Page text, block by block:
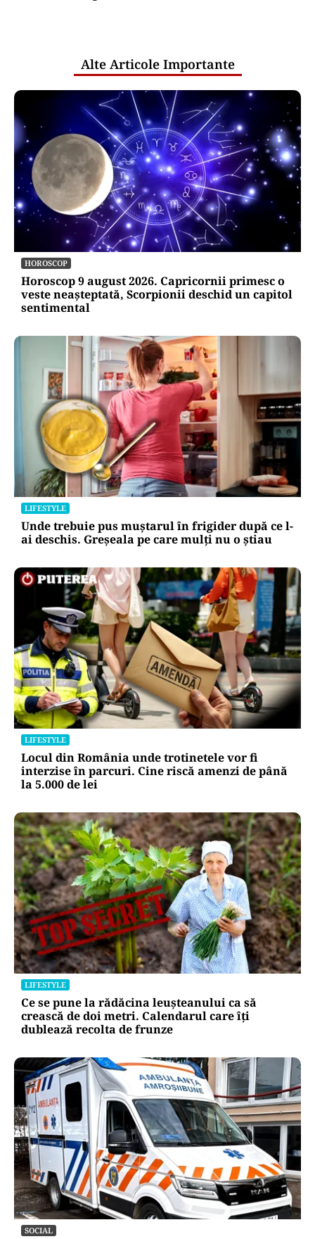
Alte Articole Importante
HOROSCOP
Horoscop 9 august 2026. Capricornii primesc o
veste neașteptată, Scorpionii deschid un capitol
sentimental
LIFESTYLE
Unde trebuie pus muștarul în frigider după ce l-
ai deschis. Greșeala pe care mulți nu o știau
LIFESTYLE
Locul din România unde trotinetele vor fi
interzise în parcuri. Cine riscă amenzi de până
la 5.000 de lei
LIFESTYLE
Ce se pune la rădăcina leușteanului ca să
crească de doi metri. Calendarul care îți
dublează recolta de frunze
SOCIAL